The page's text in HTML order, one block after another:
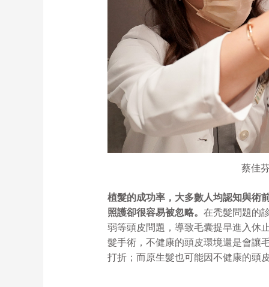
蔡佳
植髮的成功率，大多數人均認知與術
照護卻很容易被忽略。 在禿髮問題的
弱等頭皮問題，導致毛囊提早進入休
髮手術，不健康的頭皮環境還是會讓
打折；而原生髮也可能因不健康的頭